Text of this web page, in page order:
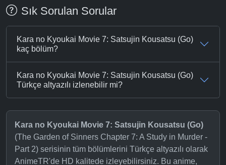
Sık Sorulan Sorular
Kara no Kyoukai Movie 7: Satsujin Kousatsu (Go)
kaç bölüm?
Kara no Kyoukai Movie 7: Satsujin Kousatsu (Go)
Türkçe altyazılı izlenebilir mi?
Kara no Kyoukai Movie 7: Satsujin Kousatsu (Go)
(The Garden of Sinners Chapter 7: A Study in Murder -
Part 2) serisinin tüm bölümlerini Türkçe altyazılı olarak
AnimeTR'de HD kalitede izleyebilirsiniz. Bu anime,